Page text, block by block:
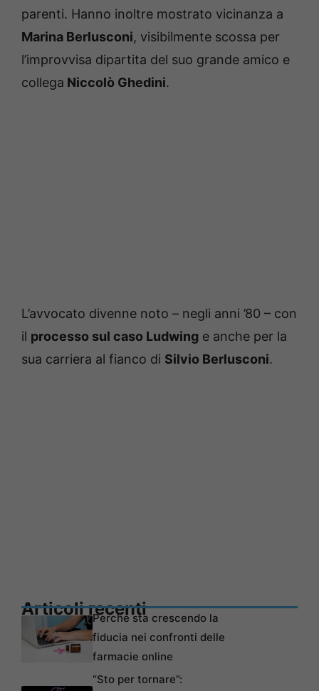
parenti. Hanno inoltre mostrato vicinanza a
Marina Berlusconi, visibilmente scossa per
l’improvvisa dipartita del suo grande amico e
collega Niccolò Ghedini.
L’avvocato divenne noto – negli anni ’80 – con
il processo sul caso Ludwing e anche per la
sua carriera al fianco di Silvio Berlusconi.
Articoli recentiPerché sta crescendo la
fiducia nei confronti delle
farmacie online
“Sto per tornare”: